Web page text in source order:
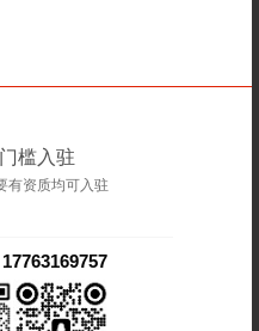
槛入驻
有资质均可入驻